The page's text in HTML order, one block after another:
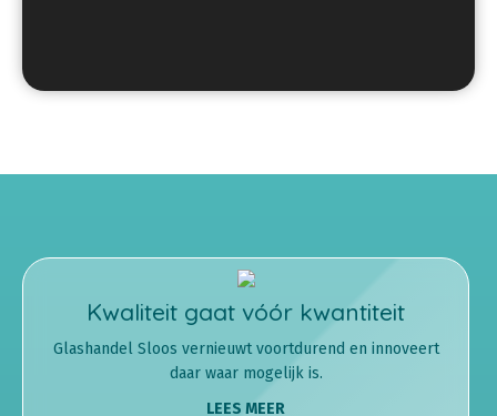
Kwaliteit gaat vóór kwantiteit
Glashandel Sloos vernieuwt voortdurend en innoveert
daar waar mogelijk is.
LEES MEER